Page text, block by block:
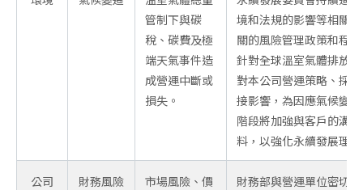
管制下與碳
稅、碳費及極
端天氣事件造
成營運中斷或
損失。
境和法規的影響等相關
關的風險管理政策和程
針對全球溫室氣體排放
對本公司營運策略、採
接影響，為因應氣候變
階段將加強與客戶的溝
料，以強化永續發展理
公司
財務風險
市場風險、價
財務部與營運單位密切